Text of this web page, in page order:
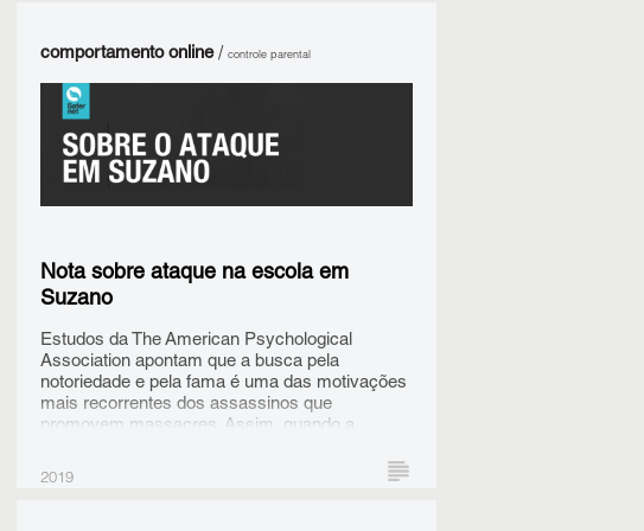
INSTAGRAM:
- Acesse o link https://bit.ly/3tRhvqK e clique na
opção foto;
comportamento online/ controle parental
Nota sobre ataque na escola em
Suzano
Estudos da The American Psychological
Association apontam que a busca pela
notoriedade e pela fama é uma das motivações
mais recorrentes dos assassinos que
promovem massacres. Assim, quando a
vasculhar a vida do criminoso e especular
2019